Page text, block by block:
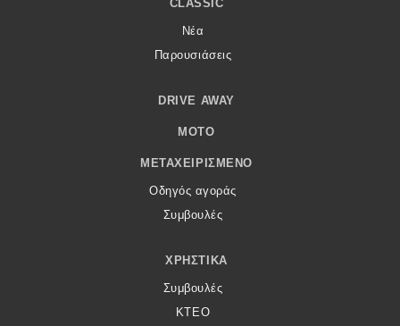
CLASSIC
Νέα
Παρουσιάσεις
DRIVE AWAY
MOTO
ΜΕΤΑΧΕΙΡΙΣΜΈΝΟ
Οδηγός αγοράς
Συμβουλές
ΧΡΗΣΤΙΚΆ
Συμβουλές
ΚΤΕΟ